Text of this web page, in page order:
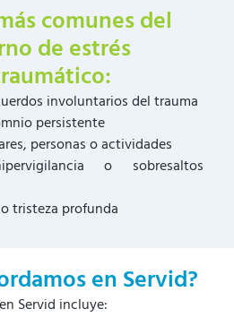
comunes del
de estrés
involuntarios del trauma
persistente
personas o actividades
o sobresaltos
tristeza profunda
en Servid?
Servid incluye: